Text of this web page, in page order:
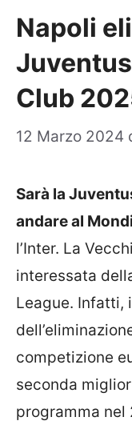
Napoli
Club
12 Marzo 2024
Sarà la
andare al
l’Inter. La
interessata
League. Infatti,
competizione
seconda
programma nel